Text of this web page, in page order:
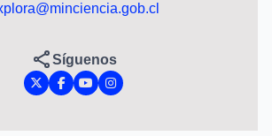
Síguenos